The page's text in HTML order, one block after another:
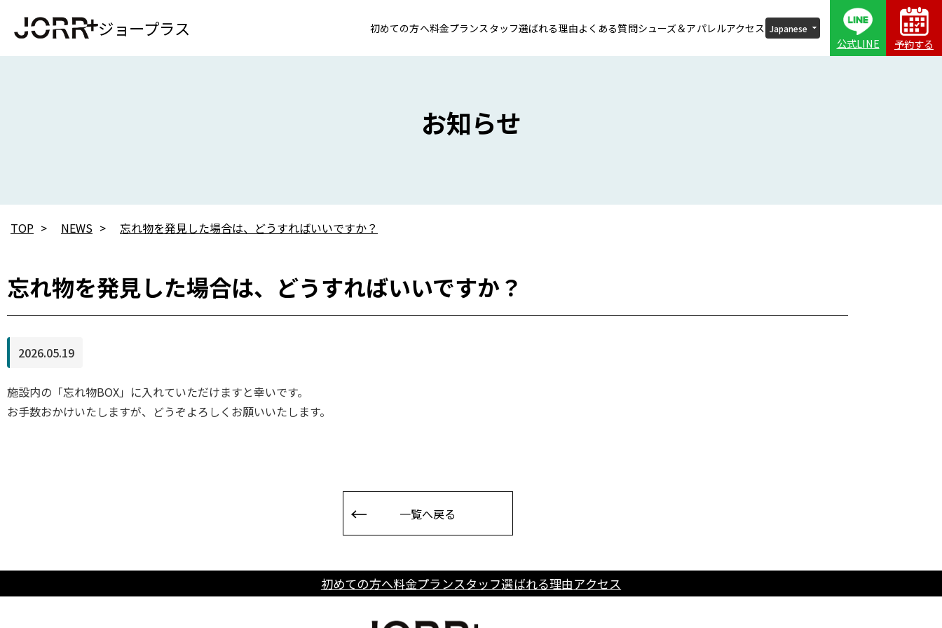
ジョープラス 初めての方へ料金プランスタッフ選ばれる理由よくある質問シューズ＆アパレルアクセス
公式LINE 予約する
お知らせ
TOP NEWS 忘れ物を発見した場合は、どうすればいいですか？
忘れ物を発見した場合は、どうすればいいですか？
2026.05.19
施設内の「忘れ物BOX」に入れていただけますと幸いです。
お手数おかけいたしますが、どうぞよろしくお願いいたします。
一覧へ戻る
初めての方へ料金プランスタッフ選ばれる理由アクセス